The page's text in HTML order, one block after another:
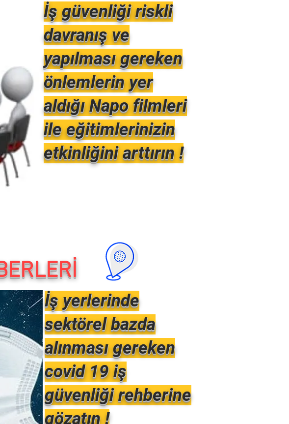
İş güvenliği riskli
davranış ve
yapılması gereken
önlemlerin yer
aldığı Napo filmleri
ile eğitimlerinizin
etkinliğini arttırın !
İş yerlerinde
sektörel bazda
alınması gereken
covid 19 iş
güvenliği rehberine
gözatın !